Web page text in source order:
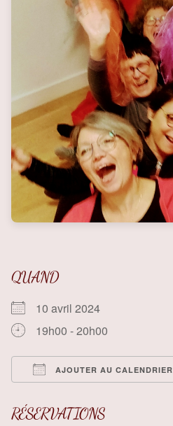
QUAND
10 avril 2024
19h00 - 20h00
AJOUTER AU CALENDRIER
RÉSERVATIONS